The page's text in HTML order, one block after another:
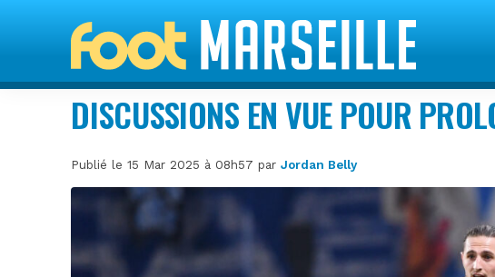
DISCUSSIONS EN VUE POUR
Publié le 15 Mar 2025 à 08h57 parJordan Belly